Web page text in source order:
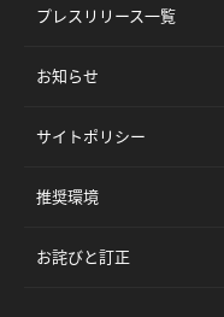
プレスリリース一覧
お知らせ
サイトポリシー
推奨環境
お詫びと訂正